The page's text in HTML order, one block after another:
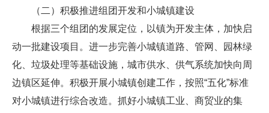
（二）积极推进组团开发和小城镇建设
根据三个组团的发展定位，以镇为开发主体，加快启
动一批建设项目。进一步完善小城镇道路、管网、园林绿
化、垃圾处理等基础设施，城市供水、供气系统加快向周
边镇区延伸。积极开展小城镇创建工作，按照“五化”标准
对小城镇进行综合改造。抓好小城镇工业、商贸业的集